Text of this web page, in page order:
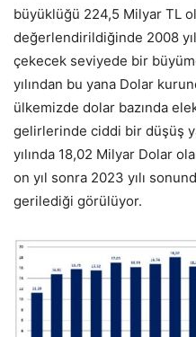
büyüklüğü 224,5 Milyar TL
değerlendirildiğinde 2008
çekecek seviyede bir
yılından bu yana Dolar
ülkemizde dolar bazında
gelirlerinde ciddi bir düşüş
yılında 18,02 Milyar Dolar
on yıl sonra 2023 yılı
gerilediği görülüyor.